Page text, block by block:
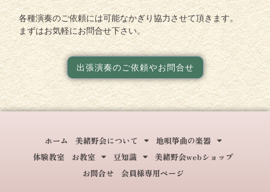
各種演奏のご依頼には可能なかぎり協力させて頂きます。
まずはお気軽にお問合せ下さい。
出張演奏のご依頼やお問合せ
ホーム 美緒野会について
地唄箏曲の楽器
体験教室
お教室 豆知識
美緒野会webショップ
お問合せ
会員様専用ページ